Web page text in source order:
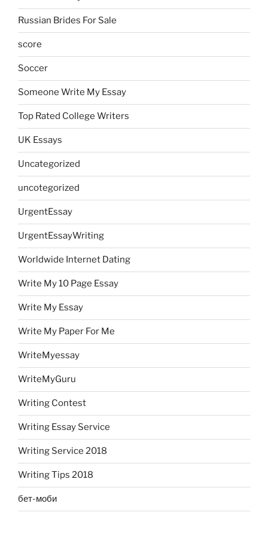
Russian Brides For Sale
score
Soccer
Someone Write My Essay
Top Rated College Writers
UK Essays
Uncategorized
uncotegorized
UrgentEssay
UrgentEssayWriting
Worldwide Internet Dating
Write My 10 Page Essay
Write My Essay
Write My Paper For Me
WriteMyessay
WriteMyGuru
Writing Contest
Writing Essay Service
Writing Service 2018
Writing Tips 2018
бет-моби